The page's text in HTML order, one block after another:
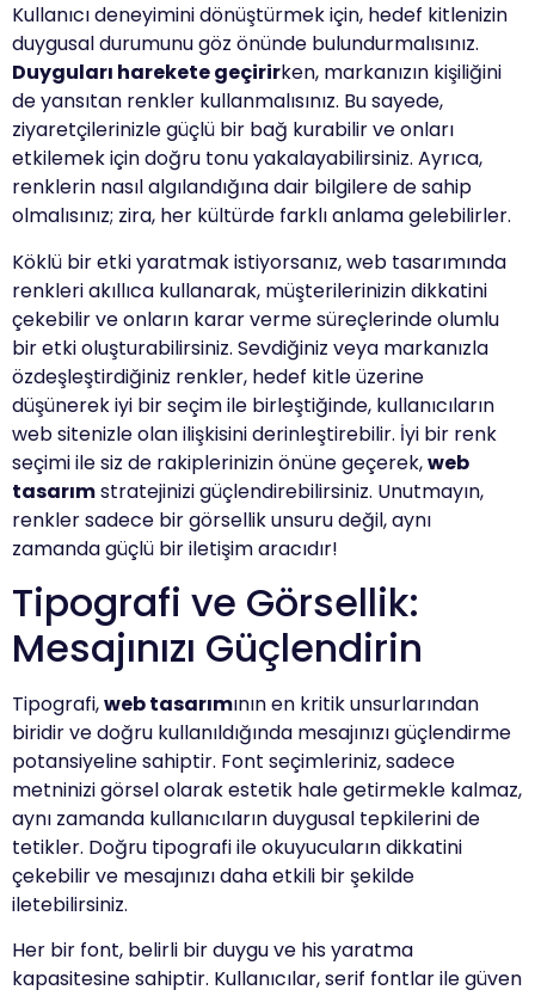
Kullanıcı deneyimini dönüştürmek için, hedef kitlenizin
duygusal durumunu göz önünde bulundurmalısınız.
Duyguları harekete geçirirken, markanızın kişiliğini
de yansıtan renkler kullanmalısınız. Bu sayede,
ziyaretçilerinizle güçlü bir bağ kurabilir ve onları
etkilemek için doğru tonu yakalayabilirsiniz. Ayrıca,
renklerin nasıl algılandığına dair bilgilere de sahip
olmalısınız; zira, her kültürde farklı anlama gelebilirler.
Köklü bir etki yaratmak istiyorsanız, web tasarımında
renkleri akıllıca kullanarak, müşterilerinizin dikkatini
çekebilir ve onların karar verme süreçlerinde olumlu
bir etki oluşturabilirsiniz. Sevdiğiniz veya markanızla
özdeşleştirdiğiniz renkler, hedef kitle üzerine
düşünerek iyi bir seçim ile birleştiğinde, kullanıcıların
web sitenizle olan ilişkisini derinleştirebilir. İyi bir renk
seçimi ile siz de rakiplerinizin önüne geçerek,web
tasarımstratejinizi güçlendirebilirsiniz. Unutmayın,
renkler sadece bir görsellik unsuru değil, aynı
zamanda güçlü bir iletişim aracıdır!
Tipografi ve Görsellik:
Mesajınızı Güçlendirin
Tipografi,web tasarımının en kritik unsurlarından
biridir ve doğru kullanıldığında mesajınızı güçlendirme
potansiyeline sahiptir. Font seçimleriniz, sadece
metninizi görsel olarak estetik hale getirmekle kalmaz,
aynı zamanda kullanıcıların duygusal tepkilerini de
tetikler. Doğru tipografi ile okuyucuların dikkatini
çekebilir ve mesajınızı daha etkili bir şekilde
iletebilirsiniz.
Her bir font, belirli bir duygu ve his yaratma
kapasitesine sahiptir. Kullanıcılar, serif fontlar ile güven